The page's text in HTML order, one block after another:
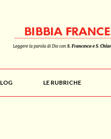
LE RUBRICHE